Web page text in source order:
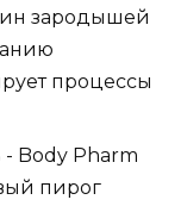
зародышей
процессы
Body Pharm
пирог